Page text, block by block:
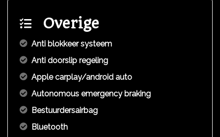
Overige
Anti blokkeer systeem
Anti doorslip regeling
Apple carplay/android auto
Autonomous emergency braking
Bestuurdersairbag
Bluetooth